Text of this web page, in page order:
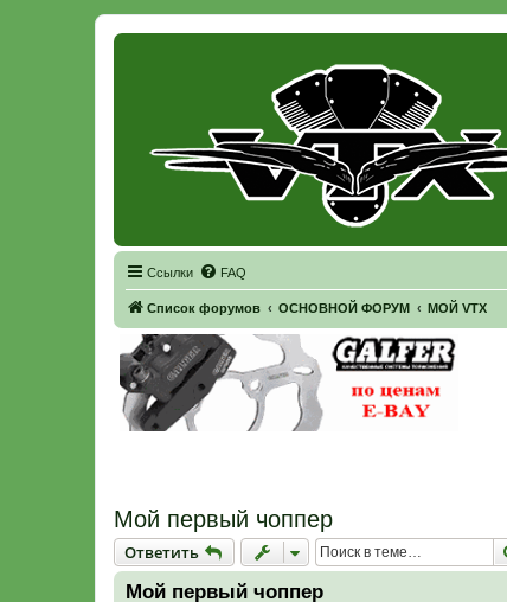
Ссылки FAQ
Список форумов ОСНОВНОЙ ФОРУМ МОЙ VTX
Мой первый чоппер
Ответить
Ответить
Мой первый чоппер